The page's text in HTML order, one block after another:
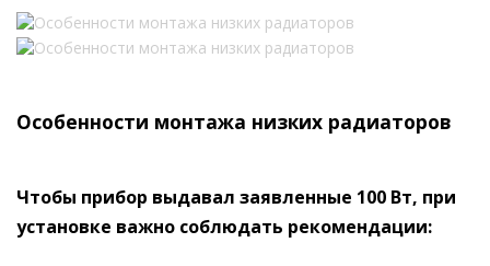
Особенности монтажа низких радиаторов
Чтобы прибор выдавал заявленные 100 Вт, при
установке важно соблюдать рекомендации: